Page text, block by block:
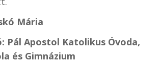
Mária
Pál Apostol Katolikus Óvoda,
és Gimnázium